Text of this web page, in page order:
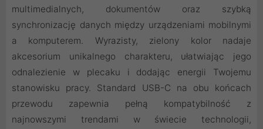
multimedialnych, dokumentów oraz szybką
synchronizację danych między urządzeniami mobilnymi
a komputerem. Wyrazisty, zielony kolor nadaje
akcesorium unikalnego charakteru, ułatwiając jego
odnalezienie w plecaku i dodając energii Twojemu
stanowisku pracy. Standard USB-C na obu końcach
przewodu zapewnia pełną kompatybilność z
najnowszymi trendami w świecie technologii,